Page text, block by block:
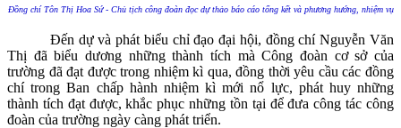
Đồng chí Tôn Thị Hoa Sứ - Chủ tịch công đoàn đọc dự thảo báo cáo tổng kết và phương hướng, nhiệm vụ
Đến dự và phát biểu chỉ đạo đại hội, đồng chí Nguyễn Văn
Thị đã biểu dương những thành tích mà Công đoàn cơ sở của
trường đã đạt được trong nhiệm kì qua, đồng thời yêu cầu các đồng
chí trong Ban chấp hành nhiệm kì mới nổ lực, phát huy những
thành tích đạt được, khắc phục những tồn tại để đưa công tác công
đoàn của trường ngày càng phát triển.